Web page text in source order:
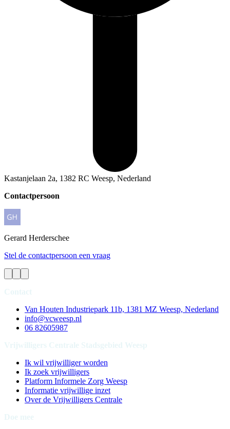
Kastanjelaan 2a, 1382 RC Weesp, Nederland
Contactpersoon
Gerard Herderschee
Stel de contactpersoon een vraag
Van Houten Industriepark 11b, 1381 MZ Weesp, Nederland
info@vcweesp.nl
06 82605987
Ik wil vrijwilliger worden
Ik zoek vrijwilligers
Platform Informele Zorg Weesp
Informatie vrijwillige inzet
Over de Vrijwilligers Centrale